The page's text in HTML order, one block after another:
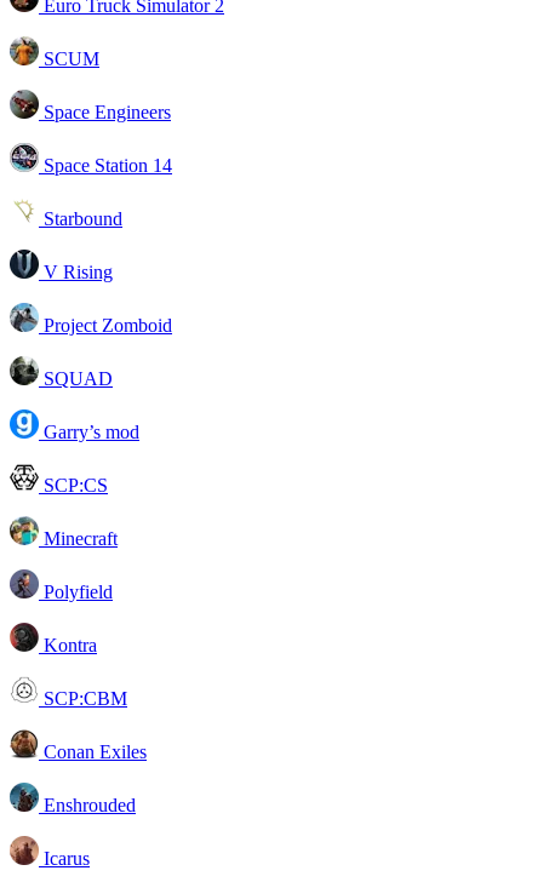
Euro Truck Simulator 2
SCUM
Space Engineers
Space Station 14
Starbound
V Rising
Project Zomboid
SQUAD
Garry’s mod
SCP:CS
Minecraft
Polyfield
Kontra
SCP:CBM
Conan Exiles
Enshrouded
Icarus